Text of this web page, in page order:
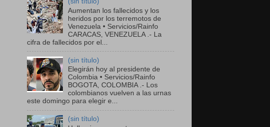
Aumentan los fallecidos y los
heridos por los terremotos de
Venezuela • Servicios/Rainfo
CARACAS, VENEZUELA .- La
cifra de fallecidos por el...
(sin título)
Elegirán hoy al presidente de
Colombia • Servicios/Rainfo
BOGOTA, COLOMBIA .- Los
colombianos vuelven a las urnas
este domingo para elegir e...
(sin título)